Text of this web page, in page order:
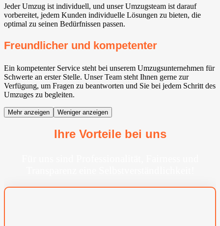
Jeder Umzug ist individuell, und unser Umzugsteam ist darauf
vorbereitet, jedem Kunden individuelle Lösungen zu bieten, die
optimal zu seinen Bedürfnissen passen.
Freundlicher und kompetenter
Ein kompetenter Service steht bei unserem Umzugsunternehmen für
Schwerte an erster Stelle. Unser Team steht Ihnen gerne zur
Verfügung, um Fragen zu beantworten und Sie bei jedem Schritt des
Umzuges zu begleiten.
Mehr anzeigen Weniger anzeigen
Ihre Vorteile bei uns